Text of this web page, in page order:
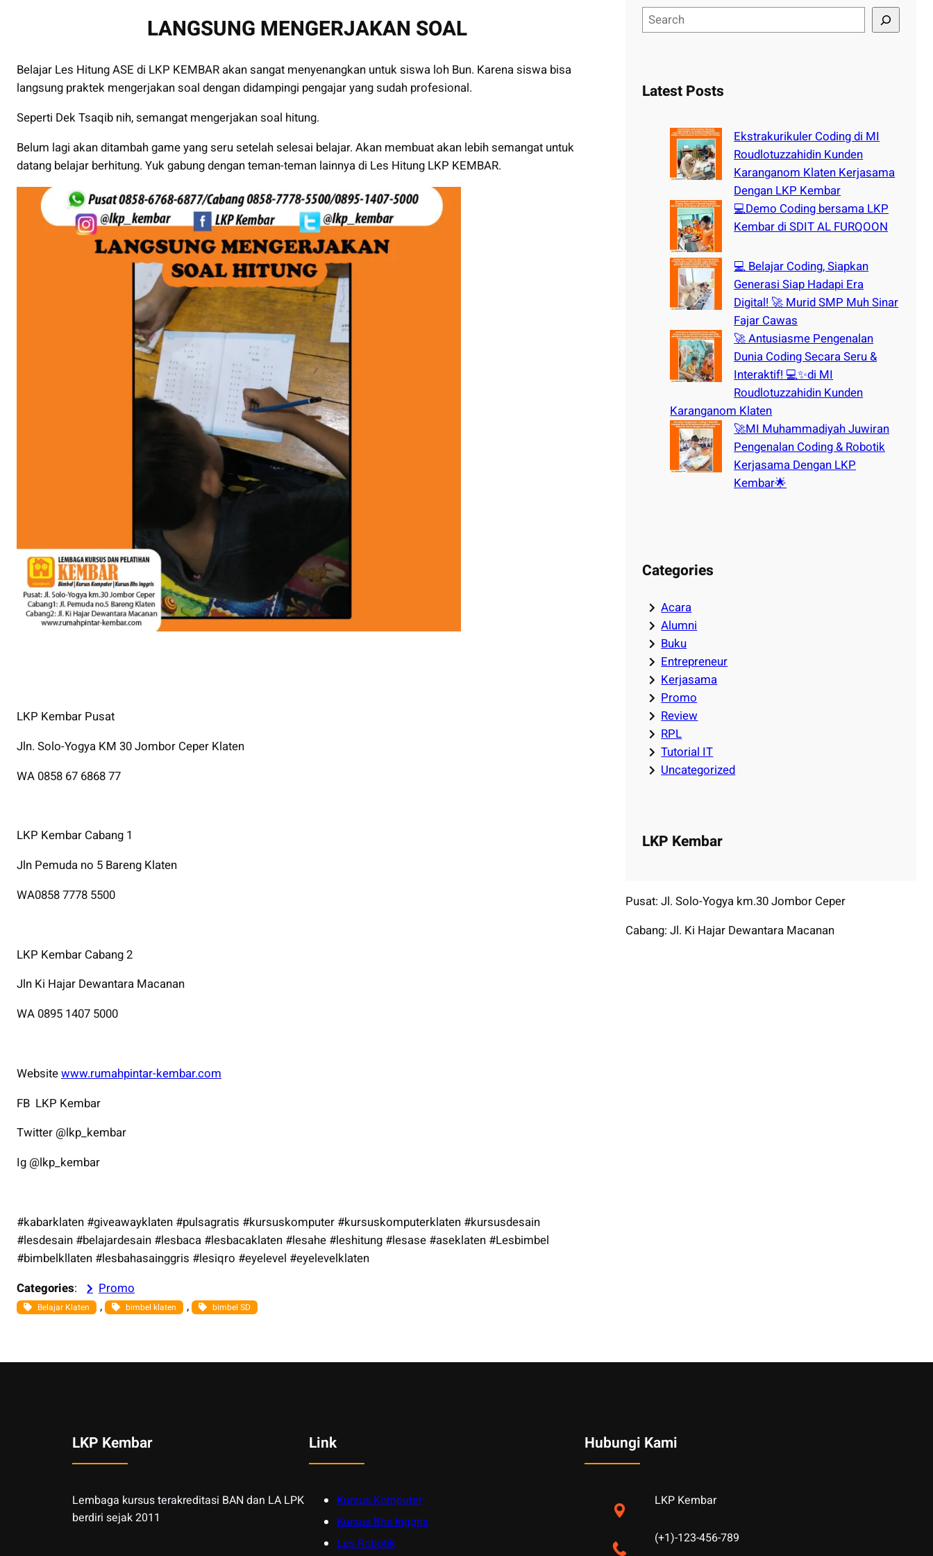
LANGSUNG MENGERJAKAN SOAL
Belajar Les Hitung ASE di LKP KEMBAR akan sangat menyenangkan untuk siswa loh Bun. Karena siswa bisa
langsung praktek mengerjakan soal dengan didampingi pengajar yang sudah profesional.
Seperti Dek Tsaqib nih, semangat mengerjakan soal hitung.
Belum lagi akan ditambah game yang seru setelah selesai belajar. Akan membuat akan lebih semangat untuk
datang belajar berhitung. Yuk gabung dengan teman-teman lainnya di Les Hitung LKP KEMBAR.
LKP Kembar Pusat
Jln. Solo-Yogya KM 30 Jombor Ceper Klaten
WA 0858 67 6868 77
LKP Kembar Cabang 1
Jln Pemuda no 5 Bareng Klaten
WA0858 7778 5500
LKP Kembar Cabang 2
Jln Ki Hajar Dewantara Macanan
WA 0895 1407 5000
Websitewww.rumahpintar-kembar.com
FB LKP Kembar
Twitter @lkp_kembar
Ig @lkp_kembar
#kabarklaten #giveawayklaten #pulsagratis #kursuskomputer #kursuskomputerklaten #kursusdesain
#lesdesain #belajardesain #lesbaca #lesbacaklaten #lesahe #leshitung #lesase #aseklaten #Lesbimbel
#bimbelkllaten #lesbahasainggris #lesiqro #eyelevel #eyelevelklaten
Categories: Promo
Belajar Klaten , bimbel klaten , bimbel SD
e
cLatest Posts
Ekstrakurikuler Coding di MI
Roudlotuzzahidin Kunden
Karanganom Klaten Kerjasama
Dengan LKP Kembar
💻Demo Coding bersama LKP
Kembar di SDIT AL FURQOON
💻 Belajar Coding, Siapkan
Generasi Siap Hadapi Era
Digital! 🚀 Murid SMP Muh Sinar
Fajar Cawas
🚀 Antusiasme Pengenalan
Dunia Coding Secara Seru &
Interaktif! 💻✨di MI
Roudlotuzzahidin Kunden
Karanganom Klaten
🚀MI Muhammadiyah Juwiran
Pengenalan Coding & Robotik
Kerjasama Dengan LKP
Kembar🌟
Categories
Acara
Alumni
Buku
Entrepreneur
Kerjasama
Promo
Review
RPL
Tutorial IT
Uncategorized
LKP Kembar
Pusat: Jl. Solo-Yogya km.30 Jombor Ceper
Cabang: Jl. Ki Hajar Dewantara Macanan
LKP Kembar
Lembaga kursus terakreditasi BAN dan LA LPK
berdiri sejak 2011
Link
Kursus Komputer
Kursus Bhs Inggris
Les Robotik
Hubungi Kami
LKP Kembar
(+1)-123-456-789